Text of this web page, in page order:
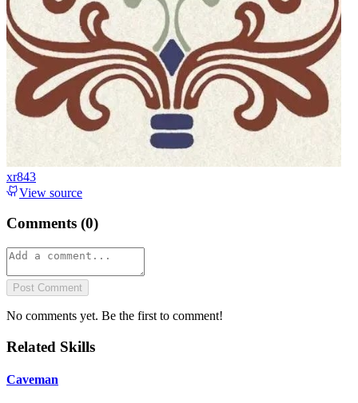
xr843
View source
Comments (0)
Post Comment
No comments yet. Be the first to comment!
Related Skills
Caveman